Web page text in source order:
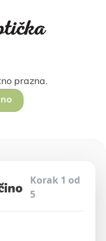
prazna.
Korak 1 od
5